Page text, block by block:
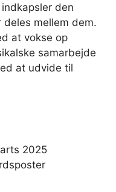
den
deles mellem dem.
at vokse op
samarbejde
at udvide til
2025